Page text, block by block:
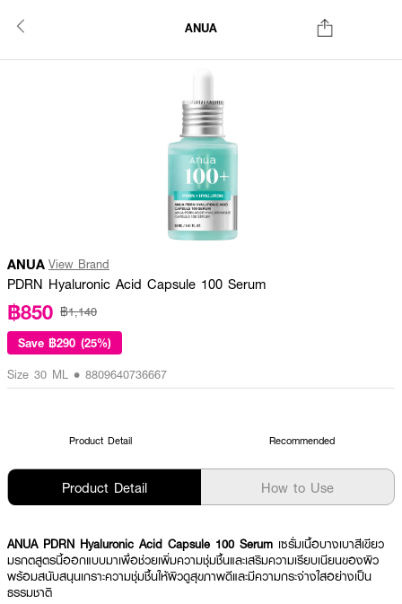
ANUA
ANUA View Brand
PDRN Hyaluronic Acid Capsule 100 Serum
฿850 ฿1,140
Save ฿290 (25%)
Size 30 ML • 8809640736667
Product Detail Recommended
Product Detail How to Use
ANUA PDRN Hyaluronic Acid Capsule 100 Serum เซรั่มเนื้อบางเบาสีเขียว
มรกตสูตรนี้ออกแบบมาเพื่อช่วยเพิ่มความชุ่มชื้นและเสริมความเรียบเนียนของผิว
พร้อมสนับสนุนเกราะความชุ่มชื้นให้ผิวดูสุขภาพดีและมีความกระจ่างใสอย่างเป็น
ธรรมชาติ